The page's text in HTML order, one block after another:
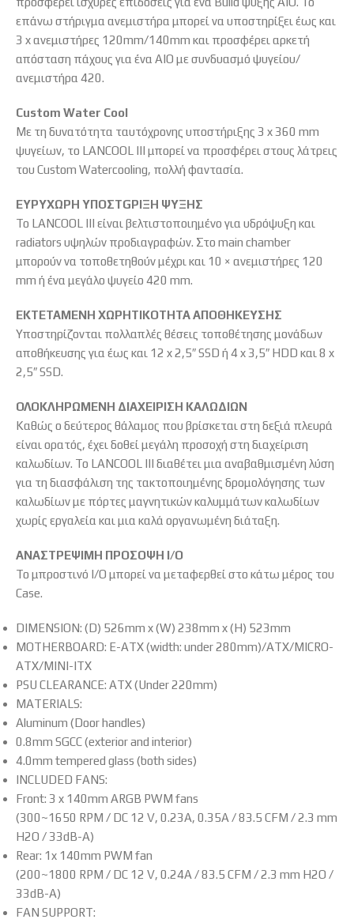
επάνω στήριγμα ανεμιστήρα μπορεί να υποστηρίξει έως και
3 x ανεμιστήρες 120mm/140mm και προσφέρει αρκετή
απόσταση πάχους για ένα AIO με συνδυασμό ψυγείου/
ανεμιστήρα 420.
Custom Water Cool
Με τη δυνατότητα ταυτόχρονης υποστήριξης 3 x 360 mm
ψυγείων, το LANCOOL III μπορεί να προσφέρει στους λάτρεις
του Custom Watercooling, πολλή φαντασία.
ΕΥΡYΧΩΡΗ ΥΠΟΣΤGΡΙΞΗ ΨYΞΗΣ
Το LANCOOL III είναι βελτιστοποιημένο για υδρόψυξη και
radiators υψηλών προδιαγραφών. Στο main chamber
μπορούν να τοποθετηθούν μέχρι και 10 × ανεμιστήρες 120
mm ή ένα μεγάλο ψυγείο 420 mm.
ΕΚΤΕΤΑΜΕΝΗ ΧΩΡΗΤΙΚΟΤΗΤΑ ΑΠΟΘΗΚΕΥΣΗΣ
Υποστηρίζονται πολλαπλές θέσεις τοποθέτησης μονάδων
αποθήκευσης για έως και 12 x 2,5″ SSD ή 4 x 3,5″ HDD και 8 x
2,5″ SSD.
ΟΛΟΚΛΗΡΩΜΕΝΗ ΔΙΑΧΕΙΡΙΣΗ ΚΑΛΩΔΙΩΝ
Καθώς ο δεύτερος θάλαμος που βρίσκεται στη δεξιά πλευρά
είναι ορατός, έχει δοθεί μεγάλη προσοχή στη διαχείριση
καλωδίων. Το LANCOOL III διαθέτει μια αναβαθμισμένη λύση
για τη διασφάλιση της τακτοποιημένης δρομολόγησης των
καλωδίων με πόρτες μαγνητικών καλυμμάτων καλωδίων
χωρίς εργαλεία και μια καλά οργανωμένη διάταξη.
ΑΝΑΣΤΡΕΨΙΜΗ ΠΡΟΣΟΨΗ I/O
Το μπροστινό I/O μπορεί να μεταφερθεί στο κάτω μέρος του
Case.
DIMENSION: (D) 526mm x (W) 238mm x (H) 523mm
MOTHERBOARD: E-ATX (width: under 280mm)/ATX/MICRO-
ATX/MINI-ITX
PSU CLEARANCE: ATX (Under 220mm)
MATERIALS:
Aluminum (Door handles)
0.8mm SGCC (exterior and interior)
4.0mm tempered glass (both sides)
INCLUDED FANS:
Front: 3 x 140mm ARGB PWM fans
(300~1650 RPM / DC 12 V, 0.23A, 0.35A / 83.5 CFM / 2.3 mm
H2O / 33dB-A)
Rear: 1x 140mm PWM fan
(200~1800 RPM / DC 12 V, 0.24A / 83.5 CFM / 2.3 mm H2O /
33dB-A)
FAN SUPPORT: